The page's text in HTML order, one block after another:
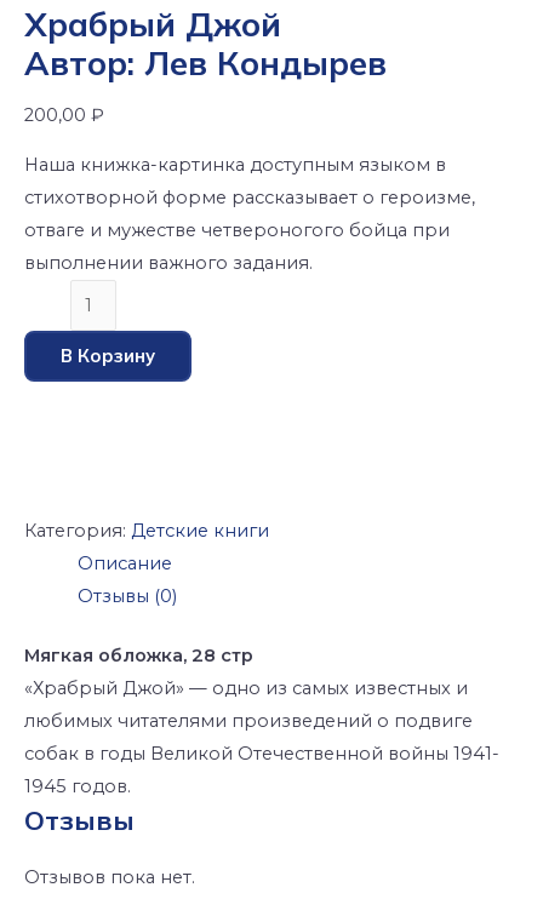
Храбрый Джой
Автор: Лев Кондырев
200,00 ₽
Наша книжка-картинка доступным языком в
стихотворной форме рассказывает о героизме,
отваге и мужестве четвероногого бойца при
выполнении важного задания.
В Корзину
Категория: Детские книги
Описание
Отзывы (0)
Мягкая обложка, 28 стр
«Храбрый Джой» — одно из самых известных и
любимых читателями произведений о подвиге
собак в годы Великой Отечественной войны 1941-
1945 годов.
Отзывы
Отзывов пока нет.